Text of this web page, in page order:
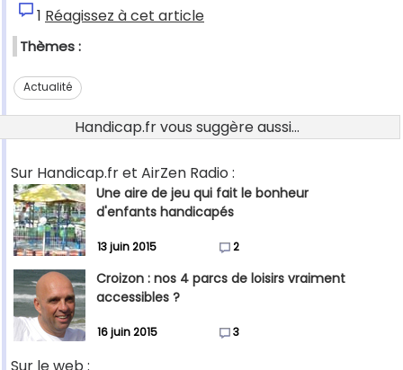
1 Réagissez à cet article
Thèmes :
Actualité
Handicap.fr vous suggère aussi...
Sur Handicap.fr et AirZen Radio :
Une aire de jeu qui fait le bonheur
d'enfants handicapés
13 juin 2015 2
Croizon : nos 4 parcs de loisirs vraiment
accessibles ?
16 juin 2015 3